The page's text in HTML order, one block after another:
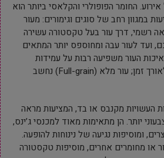
החומר הפופולרי והקלאסי ביותר הוא
במגוון רחב של סוגים וגימורים: מעור
רשמי, דרך עור בעל טקסטורה עשירה
ועד לעור עבה ומחוספס יותר המתאים
העור משפיעה רבות על עמידות
החגורה ועל המראה שלה לאורך זמן; עור מלא (Full-grain) נחשב
העשויות מקנבס או בד, המציעות מראה
יותר. הן מתאימות מאוד למכנסי ג’ינס,
ומוסיפות נגיעה של נינוחות להופעה.
או מחומרים אחרים, מוסיפות טקסטורה